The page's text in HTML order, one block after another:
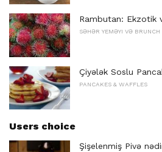
Rambutan: Ekzotik
SƏHƏR YEMƏYI VƏ BRUNCH
Çiyələk Soslu
PANCAKES & WAFFLES
Users choice
Şişelenmiş Pivə